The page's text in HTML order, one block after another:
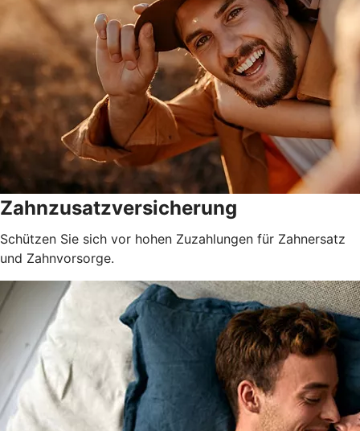
Zahnzusatzversicherung
Schützen Sie sich vor hohen Zuzahlungen für Zahnersatz
und Zahnvorsorge.